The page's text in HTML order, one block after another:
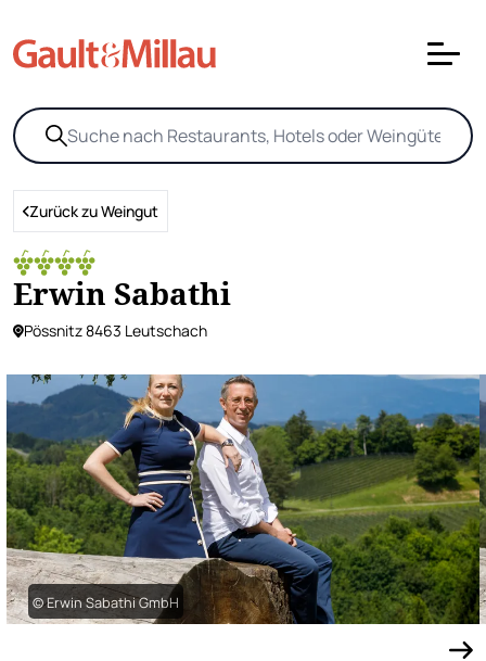
Zurück zu Weingut
Erwin Sabathi
Pössnitz 8463 Leutschach
© Erwin Sabathi GmbH